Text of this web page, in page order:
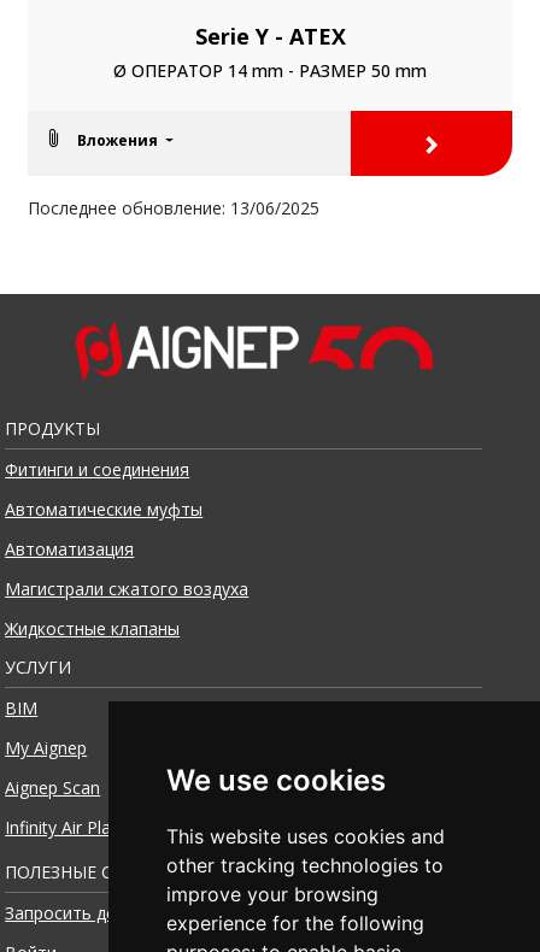
We use cookies
This website uses cookies and
other tracking technologies to
improve your browsing
experience for the following
Serie Y - ATEX
Ø ОПЕРАТОР 14 mm - РАЗМЕР 50 mm
Вложения >
Последнее обновление: 13/06/2025
ПРОДУКТЫ
Фитинги и соединения
Автоматические муфты
Автоматизация
Магистрали сжатого воздуха
Жидкостные клапаны
УСЛУГИ
BIM
My Aignep
Aignep Scan
Infinity Air Planner
ПОЛЕЗНЫЕ ССЫЛКИ
Запросить доступ